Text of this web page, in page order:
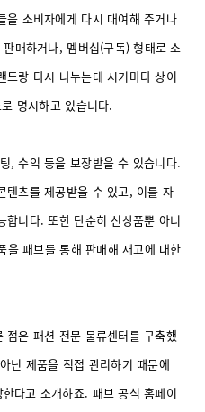
을 소비자에게 다시 대여해 주거나
매하거나, 멤버십(구독) 형태로 소
드랑 다시 나누는데 시기마다 상이
명시하고 있습니다.
, 수익 등을 보장받을 수 있습니다.
텐츠를 제공받을 수 있고, 이를 자
합니다. 또한 단순히 신상품뿐 아니
을 패브를 통해 판매해 재고에 대한
점은 패션 전문 물류센터를 구축했
닌 제품을 직접 관리하기 때문에
다고 소개하죠. 패브 공식 홈페이